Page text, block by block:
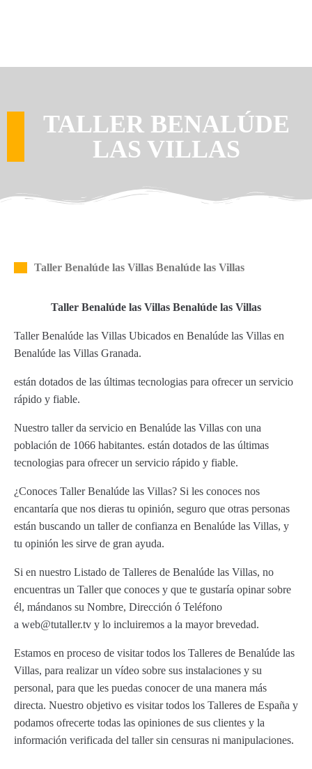
TALLER BENALÚDE
LAS VILLAS
Taller Benalúde las Villas Benalúde las Villas
Taller Benalúde las Villas Benalúde las Villas
Taller Benalúde las Villas Ubicados en Benalúde las Villas en
Benalúde las Villas Granada.
están dotados de las últimas tecnologias para ofrecer un servicio
rápido y fiable.
Nuestro taller da servicio en Benalúde las Villas con una
población de 1066 habitantes. están dotados de las últimas
tecnologias para ofrecer un servicio rápido y fiable.
¿Conoces Taller Benalúde las Villas? Si les conoces nos
encantaría que nos dieras tu opinión, seguro que otras personas
están buscando un taller de confianza en Benalúde las Villas, y
tu opinión les sirve de gran ayuda.
Si en nuestro Listado de Talleres de Benalúde las Villas, no
encuentras un Taller que conoces y que te gustaría opinar sobre
él, mándanos su Nombre, Dirección ó Teléfono
a web@tutaller.tv y lo incluiremos a la mayor brevedad.
Estamos en proceso de visitar todos los Talleres de Benalúde las
Villas, para realizar un vídeo sobre sus instalaciones y su
personal, para que les puedas conocer de una manera más
directa. Nuestro objetivo es visitar todos los Talleres de España y
podamos ofrecerte todas las opiniones de sus clientes y la
información verificada del taller sin censuras ni manipulaciones.